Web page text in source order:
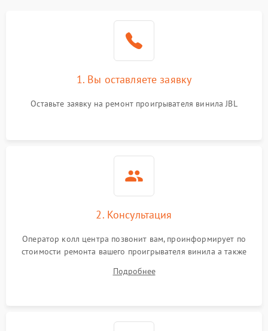
1. Вы оставляете заявку
Оставьте заявку на ремонт проигрывателя винила JBL
2. Консультация
Оператор колл центра позвонит вам, проинформирует по
стоимости ремонта вашего проигрывателя винила а также
Подробнее